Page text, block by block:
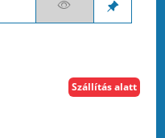
Szállítás alatt